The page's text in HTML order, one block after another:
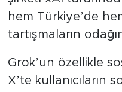
hem Türkiye’de
tartışmaların
Grok’un özellikle
X’te kullanıcıların